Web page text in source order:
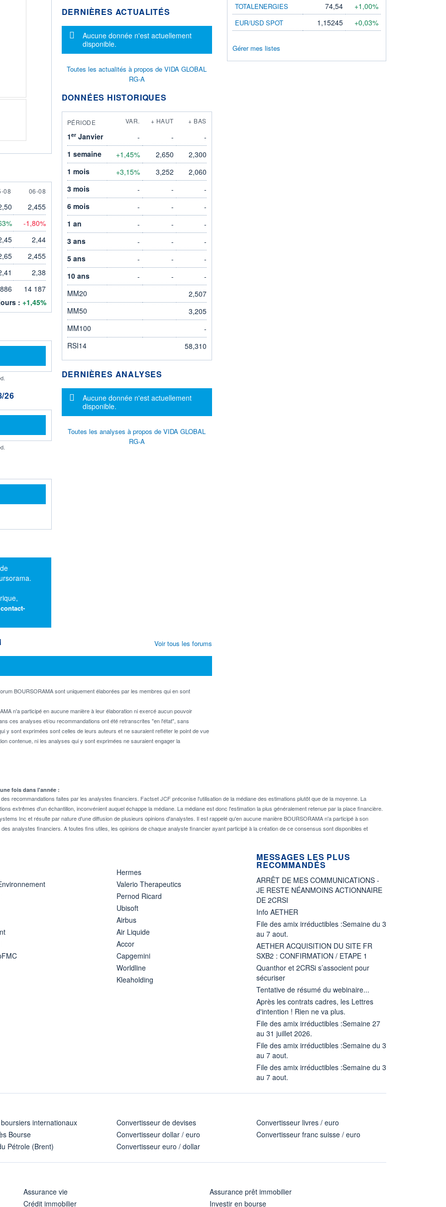
08 6 AUGUST
06-08
2,455
-1,80%
2,44
2,455
2,38
14 187
: +1,45%
26
contact-
DERNIÈRES ACTUALITÉS
Message d'information
Aucune donnée n'est actuellement
disponible.
Toutes les actualités à propos de VIDA GLOBAL
RG-A
DONNÉES HISTORIQUES
PÉRIODE VAR. + HAUT + BAS
1erJanvier - -
-
1 semaine
+1,45% 2,650
2,300
1 mois
+3,15% 3,252
2,060
3 mois
- -
-
6 mois
- -
-
1 an
- -
-
3 ans
- -
-
5 ans
- -
-
10 ans
- -
-
MM20
2,507
MM50
3,205
MM100
-
RSI14
58,310
DERNIÈRES ANALYSES
Message d'information
Aucune donnée n'est actuellement
disponible.
Toutes les analyses à propos de VIDA GLOBAL
RG-A
BOURSORAMA sont uniquement élaborées par les membres qui en sont
n'a participé en aucune manière à leur élaboration ni exercé aucun pouvoir
ces analyses et/ou recommandations ont été retranscrites "en l'état", sans
y sont exprimées sont celles de leurs auteurs et ne sauraient refléter le point de vue
contenue, ni les analyses qui y sont exprimées ne sauraient engager la
Voir tous les forums
TOTALENERGIES 74,54 +1,00%
EUR/USD SPOT 1,15245 +0,03%
Gérer mes listes
fois dans l'année :
recommandations faites par les analystes financiers. Factset JCF préconise l'utilisation de la médiane des estimations plutôt que de la moyenne. La
extrêmes d'un échantillon, inconvénient auquel échappe la médiane. La médiane est donc l'estimation la plus généralement retenue par la place financière.
Inc et résulte par nature d'une diffusion de plusieurs opinions d'analystes. Il est rappelé qu'en aucune manière BOURSORAMA n'a participé à son
analystes financiers. A toutes fins utiles, les opinions de chaque analyste financier ayant participé à la création de ce consensus sont disponibles et
Hermes
Valerio Therapeutics
Pernod Ricard
Ubisoft
Airbus
Air Liquide
Accor
Capgemini
Worldline
Kleaholding
MESSAGES LES PLUS
RECOMMANDÉS
ARRÊT DE MES COMMUNICATIONS -
JE RESTE NÉANMOINS ACTIONNAIRE
DE 2CRSI
Info AETHER
File des amix irréductibles :Semaine du 3
au 7 aout.
AETHER ACQUISITION DU SITE FR
SXB2 : CONFIRMATION / ETAPE 1
Quanthor et 2CRSi s’associent pour
sécuriser
Tentative de résumé du webinaire...
Après les contrats cadres, les Lettres
d'intention ! Rien ne va plus.
File des amix irréductibles :Semaine 27
au 31 juillet 2026.
File des amix irréductibles :Semaine du 3
au 7 aout.
File des amix irréductibles :Semaine du 3
au 7 aout.
internationaux
Bourse
Pétrole (Brent)
Convertisseur de devises
Convertisseur dollar / euro
Convertisseur euro / dollar
Convertisseur livres / euro
Convertisseur franc suisse / euro
Assurance vie
Crédit immobilier
Assurance prêt immobilier
Investir en bourse